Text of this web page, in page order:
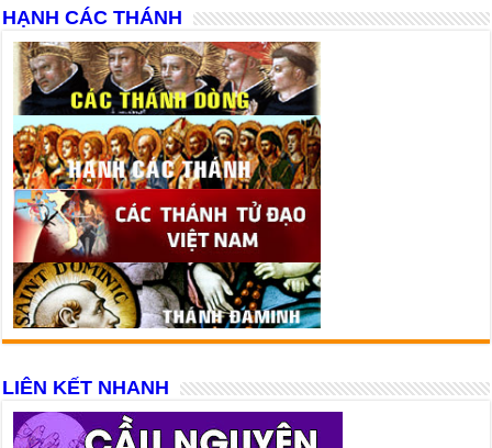
HẠNH CÁC THÁNH
LIÊN KẾT NHANH